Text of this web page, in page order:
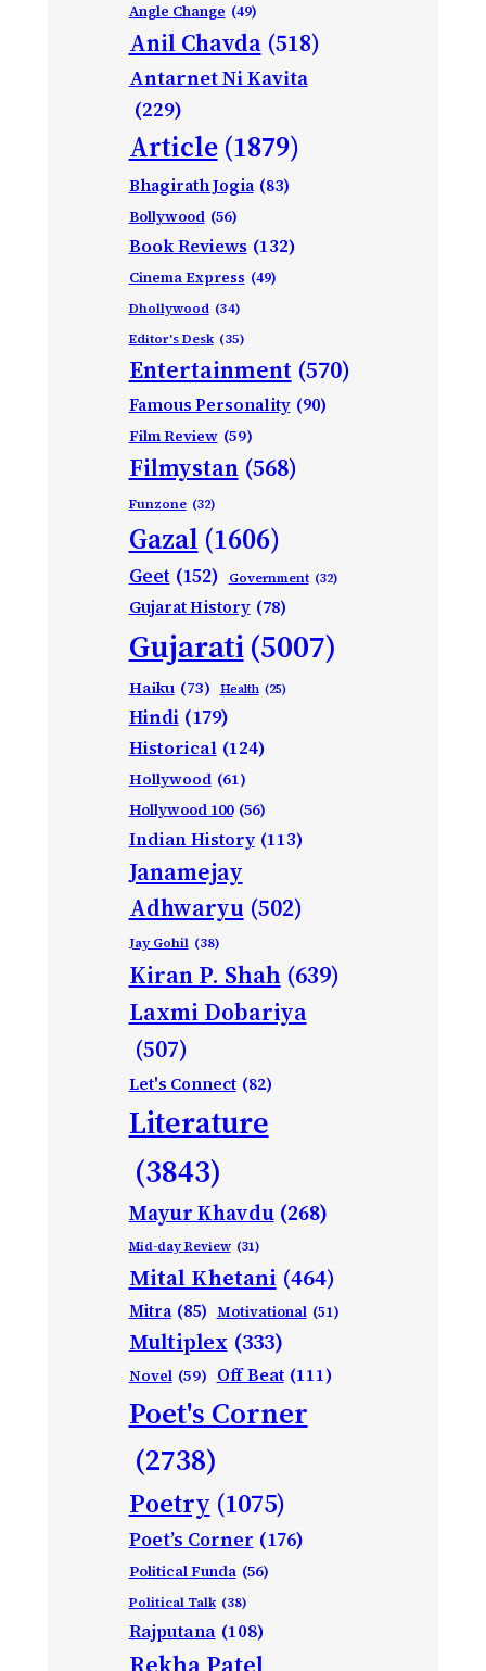
Angle Change (49)
Anil Chavda (518)
Antarnet Ni Kavita
(229)
Article (1879)
Bhagirath Jogia (83)
Bollywood (56)
Book Reviews (132)
Cinema Express (49)
Dhollywood (34)
Editor's Desk (35)
Entertainment (570)
Famous Personality (90)
Film Review (59)
Filmystan (568)
Funzone (32)
Gazal (1606)
Geet (152) Government (32)
Gujarat History (78)
Gujarati(5007)
Haiku (73) Health (25)
Hindi (179)
Historical (124)
Hollywood (61)
Hollywood 100 (56)
Indian History (113)
Janamejay
Adhwaryu (502)
Jay Gohil (38)
Kiran P. Shah (639)
Laxmi Dobariya
(507)
Let's Connect (82)
Literature
(3843)
Mayur Khavdu (268)
Mid-day Review (31)
Mital Khetani (464)
Mitra (85) Motivational (51)
Multiplex (333)
Novel (59) Off Beat (111)
Poet's Corner
(2738)
Poetry (1075)
Poet’s Corner (176)
Political Funda (56)
Political Talk (38)
Rajputana (108)
Rekha Patel